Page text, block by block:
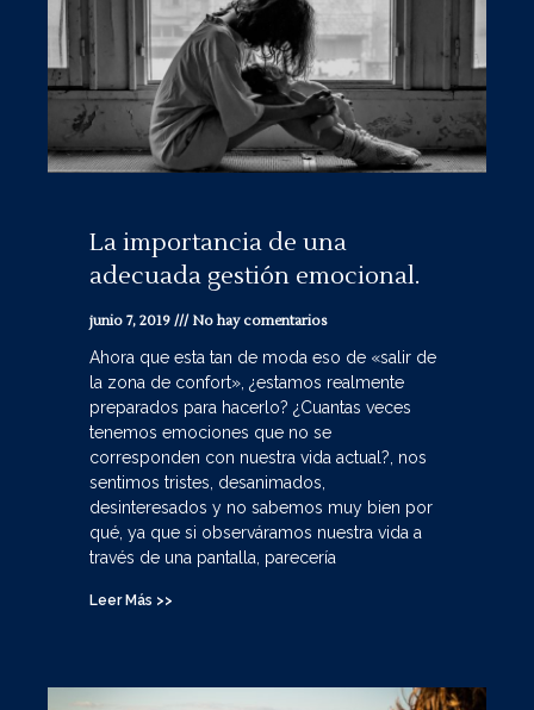
La importancia de una
adecuada gestión emocional.
junio 7, 2019 No hay comentarios
Ahora que esta tan de moda eso de «salir de
la zona de confort», ¿estamos realmente
preparados para hacerlo? ¿Cuantas veces
tenemos emociones que no se
corresponden con nuestra vida actual?, nos
sentimos tristes, desanimados,
desinteresados y no sabemos muy bien por
qué, ya que si observáramos nuestra vida a
través de una pantalla, parecería
Leer Más >>